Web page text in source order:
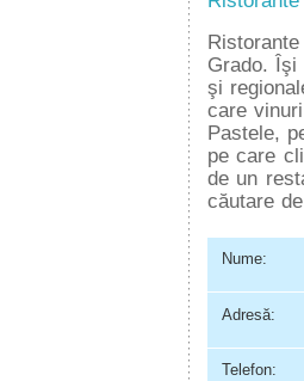
Grado. Îşi
şi
care
Pastele,
pe care
de un
căutare
Nume:
Adresă:
Telefon: